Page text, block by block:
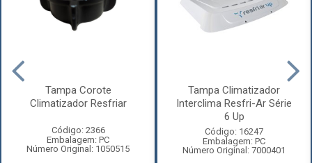
Tampa Corote
Climatizador Resfriar
Código: 2366
Embalagem: PC
Número Original: 1050515
Tampa Climatizador
Interclima Resfri-Ar Série
6 Up
Código: 16247
Embalagem: PC
Número Original: 7000401